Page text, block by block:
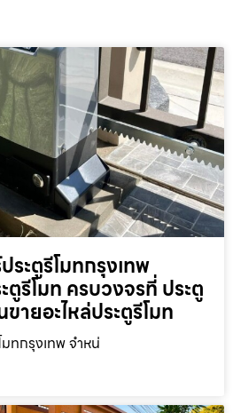
ระตูรีโมทกรุงเทพ
ตูรีโมท ครบวงจรที่ ประตู
ายอะไหล่ประตูรีโมท
ทกรุงเทพ จำหน่